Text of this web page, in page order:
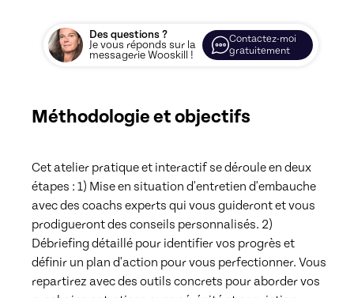
Des questions ?
Je vous réponds sur la
messagerie Wooskill !
Contactez-moi
gratuitement
Méthodologie et objectifs
Cet atelier pratique et interactif se déroule en deux
étapes : 1) Mise en situation d'entretien d'embauche
avec des coachs experts qui vous guideront et vous
prodigueront des conseils personnalisés. 2)
Débriefing détaillé pour identifier vos progrès et
définir un plan d'action pour vous perfectionner. Vous
repartirez avec des outils concrets pour aborder vos